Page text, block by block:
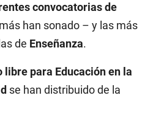
convocatorias de
han sonado – y las más
de Enseñanza.
libre para Educación en la
se han distribuido de la